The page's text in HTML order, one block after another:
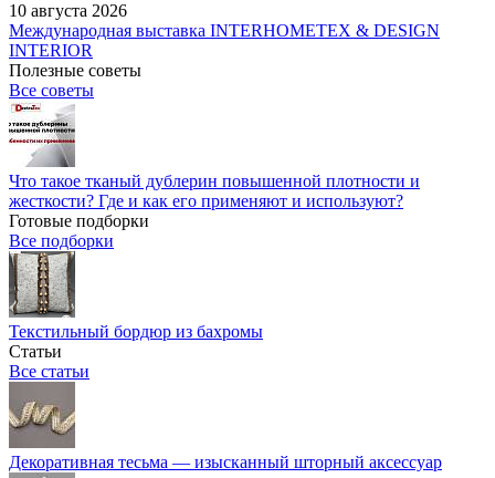
10 августа 2026
Международная выставка INTERHOMETEX & DESIGN
INTERIOR
Полезные советы
Все советы
Что такое тканый дублерин повышенной плотности и
жесткости? Где и как его применяют и используют?
Готовые подборки
Все подборки
Текстильный бордюр из бахромы
Статьи
Все статьи
Декоративная тесьма — изысканный шторный аксессуар